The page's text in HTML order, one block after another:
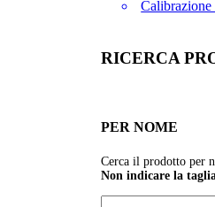
Calibrazione
RICERCA
PER NOME
Cerca il prodotto per
Non indicare la